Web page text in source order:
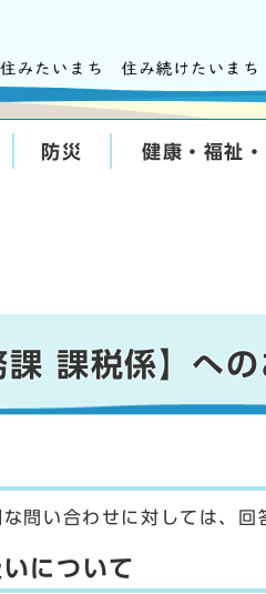
防災 健康・福祉
課税係】へ
問い合わせに対しては、回
について